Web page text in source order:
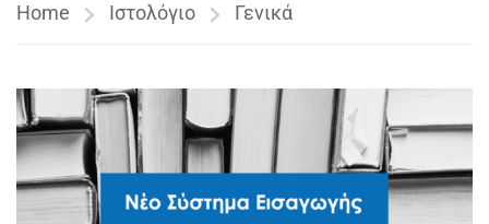
Home Ιστολόγιο Γενικά